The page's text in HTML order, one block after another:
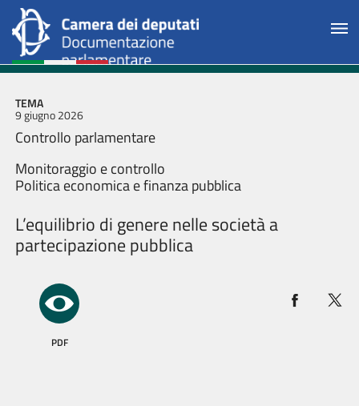
TEMA
9 giugno 2026
Controllo parlamentare
Monitoraggio e controllo
Politica economica e finanza pubblica
L’equilibrio di genere nelle società a
partecipazione pubblica
PDF